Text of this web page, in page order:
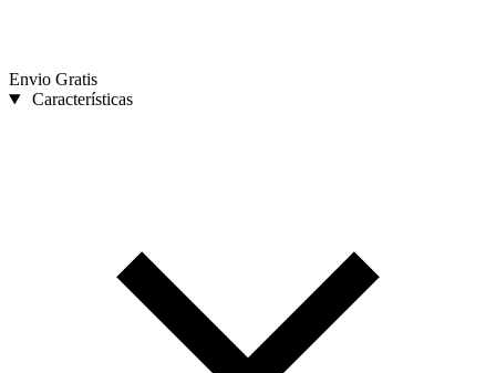
Envio Gratis
Características